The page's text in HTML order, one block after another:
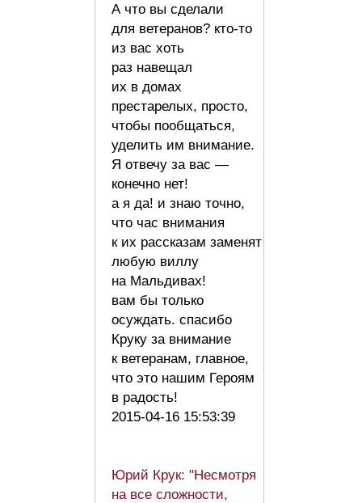
А что вы сделали
для ветеранов? кто-то
из вас хоть
раз навещал
их в домах
престарелых, просто,
чтобы пообщаться,
уделить им внимание.
Я отвечу за вас —
конечно нет!
а я да! и знаю точно,
что час внимания
к их рассказам заменят
любую виллу
на Мальдивах!
вам бы только
осуждать. спасибо
Круку за внимание
к ветеранам, главное,
что это нашим Героям
в радость!
2015-04-16 15:53:39
Юрий Крук: "Несмотря
на все сложности,